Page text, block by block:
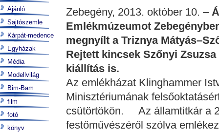
Zebegény, 2013. október 10. –
Emlékmúzeumot
megnyílt a Triznya
Rejtett kincsek Szőnyi
kiállítás is.
Az emlékházat Klinghammer
Minisztériumának
csütörtökön. Az államtitkár a
festőművészéről szólva
Ajánló
Sajtószemle
Kárpát-medence
Egyházak
Média
Modellvilág
Bim-Bam
film
fotó
könyv